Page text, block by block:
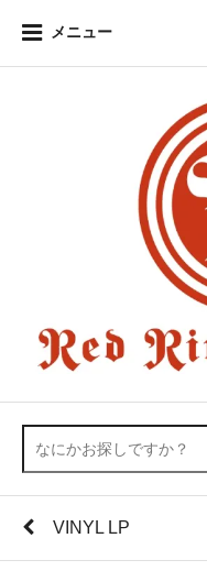
メニュー
VINYL LP